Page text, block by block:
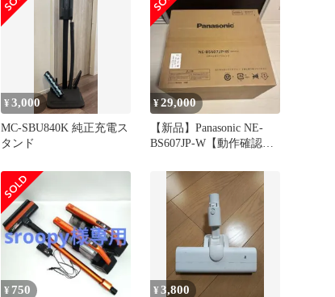
¥3,000
MC-SBU840K 純正充電ス
タンド
¥29,000
【新品】Panasonic NE-
BS607JP-W【動作確認の
¥ 750 ¥3,800